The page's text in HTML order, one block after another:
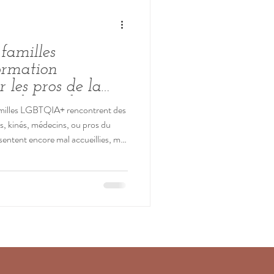
les pros de la
et de
LGBTQIA+ rencontrent des
kinés, médecins, ou pros du
encore mal accueillies, mal
? Si tu veux rendre ton
respectueux et plus aligné avec